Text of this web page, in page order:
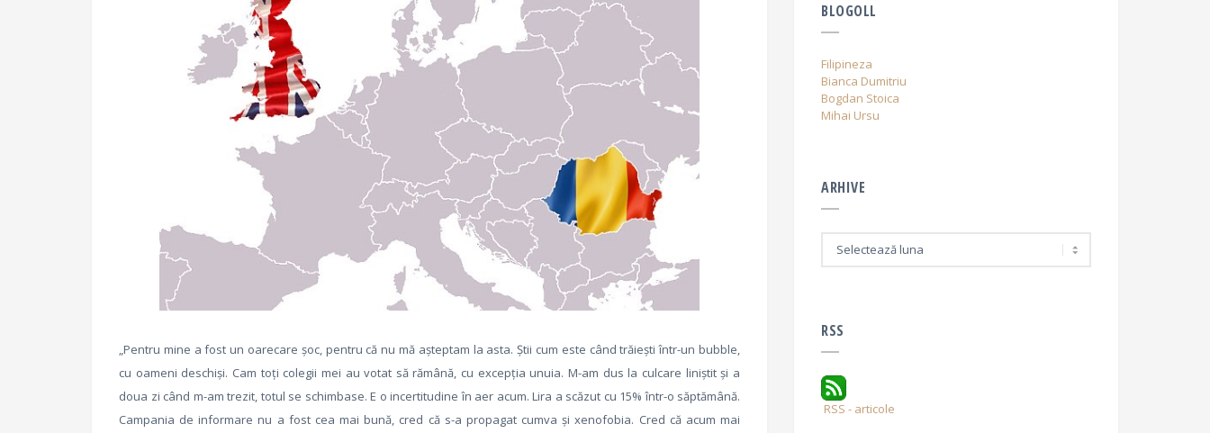
„Pentru mine a fost un oarecare șoc, pentru că nu mă așteptam la asta. Știi cum este când trăiești într-un bubble,
cu oameni deschiși. Cam toți colegii mei au votat să rămână, cu excepția unuia. M-am dus la culcare liniștit și a
doua zi când m-am trezit, totul se schimbase. E o incertitudine în aer acum. Lira a scăzut cu 15% într-o săptămână.
Campania de informare nu a fost cea mai bună, cred că s-a propagat cumva și xenofobia. Cred că acum mai
BLOGOLL
Filipineza
Bianca Dumitriu
Bogdan Stoica
Mihai Ursu
ARHIVE
RSS
RSS - articole